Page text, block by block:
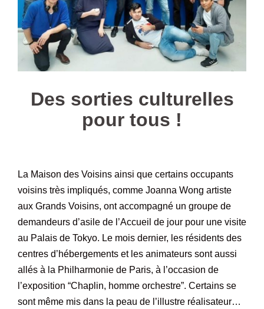
Des sorties culturelles
pour tous !
La Maison des Voisins ainsi que certains occupants
voisins très impliqués, comme Joanna Wong artiste
aux Grands Voisins, ont accompagné un groupe de
demandeurs d’asile de l’Accueil de jour pour une visite
au Palais de Tokyo. Le mois dernier, les résidents des
centres d’hébergements et les animateurs sont aussi
allés à la Philharmonie de Paris, à l’occasion de
l’exposition “Chaplin, homme orchestre”. Certains se
sont même mis dans la peau de l’illustre réalisateur…